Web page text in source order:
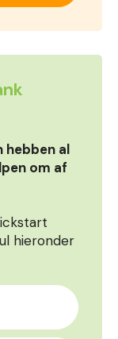
hebben al
om af
hieronder